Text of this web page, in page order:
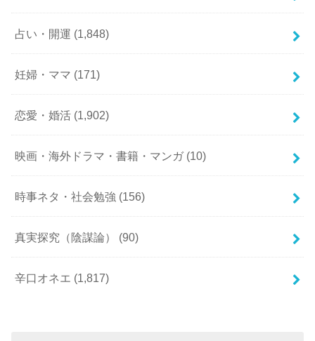
占い・開運 (1,848)
妊婦・ママ (171)
恋愛・婚活 (1,902)
映画・海外ドラマ・書籍・マンガ (10)
時事ネタ・社会勉強 (156)
真実探究（陰謀論） (90)
辛口オネエ (1,817)